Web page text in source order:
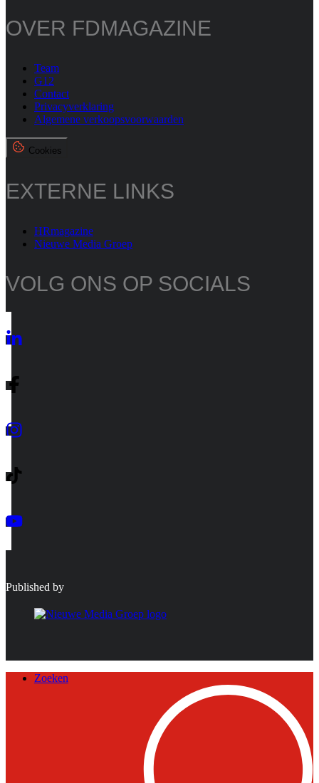
OVER FDMAGAZINE
Team
G12
Contact
Privacyverklaring
Algemene verkoopsvoorwaarden
Cookies
EXTERNE LINKS
HRmagazine
Nieuwe Media Groep
VOLG ONS OP SOCIALS
Published by
Zoeken